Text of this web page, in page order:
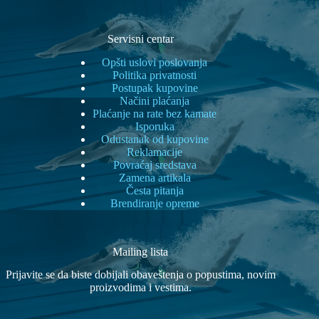
Servisni centar
Opšti uslovi poslovanja
Politika privatnosti
Postupak kupovine
Načini plaćanja
Plaćanje na rate bez kamate
Isporuka
Odustanak od kupovine
Reklamacije
Povraćaj sredstava
Zamena artikala
Česta pitanja
Brendiranje opreme
Mailing lista
Prijavite se da biste dobijali obaveštenja o popustima, novim
proizvodima i vestima.